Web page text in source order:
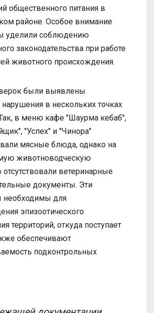
общественного питания в
районе. Особое внимание
уделили соблюдению
законодательства при работе
животного происхождения.
были выявлены
в нескольких точках
в меню кафе "Шаурма кебаб",
"Успех" и "Чинора"
мясные блюда, однако на
животноводческую
ветеринарные
документы. Эти
необходимы для
эпизоотического
территорий, откуда поступает
обеспечивают
подконтрольных